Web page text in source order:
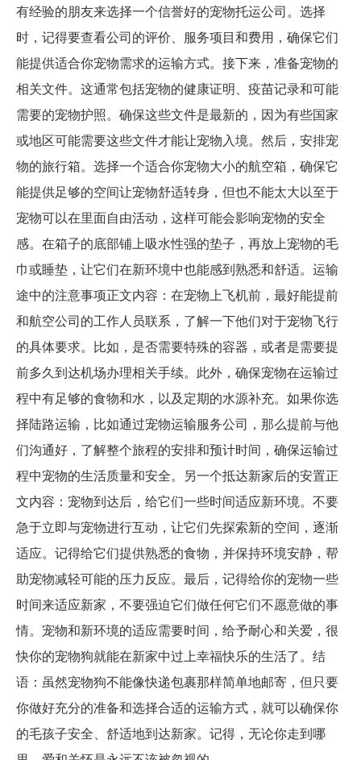
有经验的朋友来选择一个信誉好的宠物托运公司。选择
时，记得要查看公司的评价、服务项目和费用，确保它们
能提供适合你宠物需求的运输方式。接下来，准备宠物的
相关文件。这通常包括宠物的健康证明、疫苗记录和可能
需要的宠物护照。确保这些文件是最新的，因为有些国家
或地区可能需要这些文件才能让宠物入境。然后，安排宠
物的旅行箱。选择一个适合你宠物大小的航空箱，确保它
能提供足够的空间让宠物舒适转身，但也不能太大以至于
宠物可以在里面自由活动，这样可能会影响宠物的安全
感。在箱子的底部铺上吸水性强的垫子，再放上宠物的毛
巾或睡垫，让它们在新环境中也能感到熟悉和舒适。运输
途中的注意事项正文内容：在宠物上飞机前，最好能提前
和航空公司的工作人员联系，了解一下他们对于宠物飞行
的具体要求。比如，是否需要特殊的容器，或者是需要提
前多久到达机场办理相关手续。此外，确保宠物在运输过
程中有足够的食物和水，以及定期的水源补充。如果你选
择陆路运输，比如通过宠物运输服务公司，那么提前与他
们沟通好，了解整个旅程的安排和预计时间，确保运输过
程中宠物的生活质量和安全。另一个抵达新家后的安置正
文内容：宠物到达后，给它们一些时间适应新环境。不要
急于立即与宠物进行互动，让它们先探索新的空间，逐渐
适应。记得给它们提供熟悉的食物，并保持环境安静，帮
助宠物减轻可能的压力反应。最后，记得给你的宠物一些
时间来适应新家，不要强迫它们做任何它们不愿意做的事
情。宠物和新环境的适应需要时间，给予耐心和关爱，很
快你的宠物狗就能在新家中过上幸福快乐的生活了。结
语：虽然宠物狗不能像快递包裹那样简单地邮寄，但只要
你做好充分的准备和选择合适的运输方式，就可以确保你
的毛孩子安全、舒适地到达新家。记得，无论你走到哪